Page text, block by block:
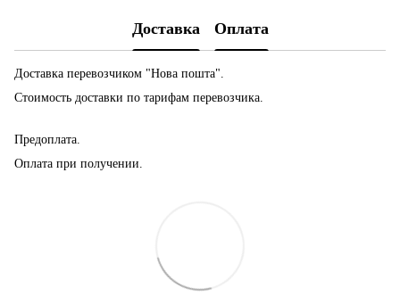
Доставка Оплата
Доставка перевозчиком "Нова пошта".
Стоимость доставки по тарифам перевозчика.
Предоплата.
Оплата при получении.